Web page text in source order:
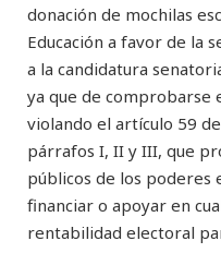
donación de mochilas
Educación a favor de la
a la candidatura
ya que de comprobarse
violando el artículo 59
párrafos I, II y III, que
públicos de los poderes
financiar o apoyar en
rentabilidad electoral